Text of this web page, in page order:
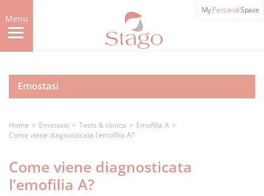
to
main
content
Menu
MyPersonalSpace
Emostasi
Home Emostasi Tests & clinica
Emofilia A
Come viene diagnosticata l’emofilia A?
Come viene diagnosticata
l’emofilia A?